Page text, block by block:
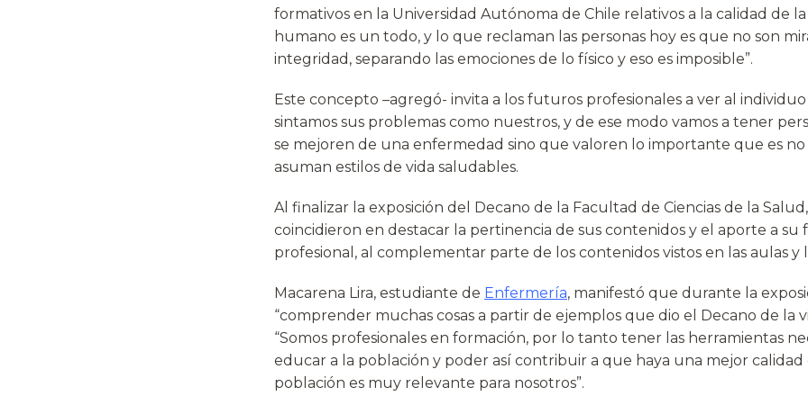
formativos en la Universidad Autónoma de Chile relativos a la calidad de la
humano es un todo, y lo que reclaman las personas hoy es que no son
integridad, separando las emociones de lo físico y eso es imposible”.
Este concepto –agregó- invita a los futuros profesionales a ver al
sintamos sus problemas como nuestros, y de ese modo vamos a tener
se mejoren de una enfermedad sino que valoren lo importante que es no
asuman estilos de vida saludables.
Al finalizar la exposición del Decano de la Facultad de Ciencias de la
coincidieron en destacar la pertinencia de sus contenidos y el aporte a su
profesional, al complementar parte de los contenidos vistos en las aulas y
Macarena Lira, estudiante de Enfermería, manifestó que durante la
“comprender muchas cosas a partir de ejemplos que dio el Decano de la
“Somos profesionales en formación, por lo tanto tener las herramientas
educar a la población y poder así contribuir a que haya una mejor calidad
población es muy relevante para nosotros”.